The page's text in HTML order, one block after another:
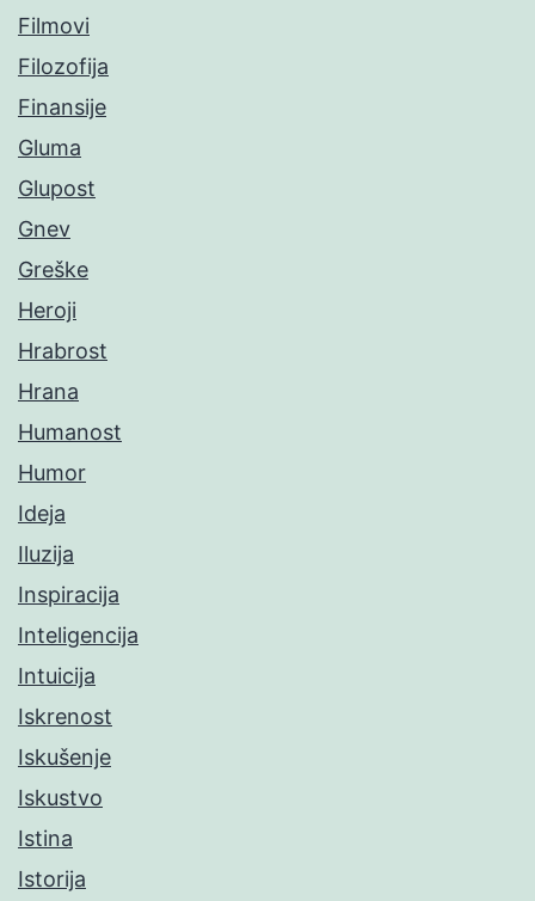
Filmovi
Filozofija
Finansije
Gluma
Glupost
Gnev
Greške
Heroji
Hrabrost
Hrana
Humanost
Humor
Ideja
Iluzija
Inspiracija
Inteligencija
Intuicija
Iskrenost
Iskušenje
Iskustvo
Istina
Istorija